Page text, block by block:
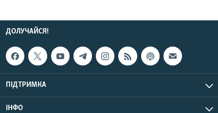
ДОЛУЧАЙСЯ!
ПІДТРИМКА
ІНФО